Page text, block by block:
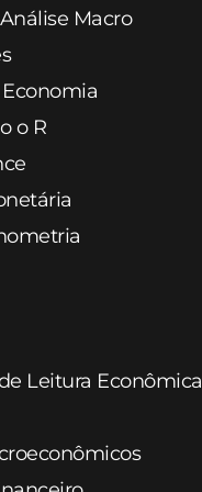
Macro
o R
Leitura Econômica